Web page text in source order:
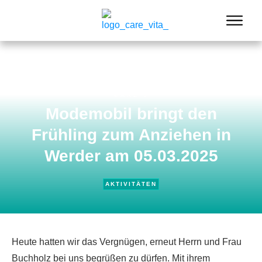
Modemobil bringt den
Frühling zum Anziehen in
Werder am 05.03.2025
AKTIVITÄTEN
Heute hatten wir das Vergnügen, erneut Herrn und Frau
Buchholz bei uns begrüßen zu dürfen. Mit ihrem